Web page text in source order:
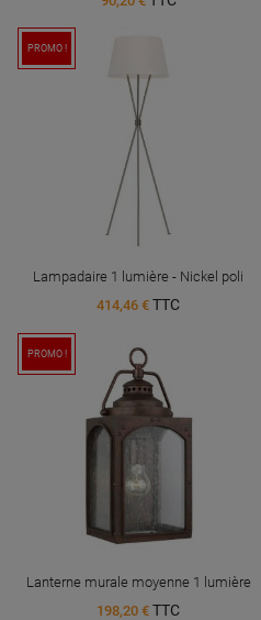
PROMO !
Lampadaire 1 lumière - Nickel poli
414,46 € TTC
PROMO !
Lanterne murale moyenne 1 lumière
198,20 € TTC